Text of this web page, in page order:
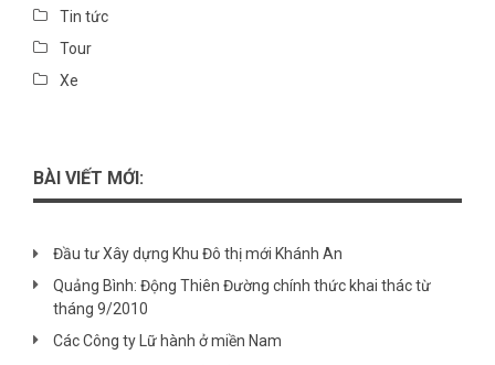
Tin tức
Tour
Xe
BÀI VIẾT MỚI:
Đầu tư Xây dựng Khu Đô thị mới Khánh An
Quảng Bình: Động Thiên Đường chính thức khai thác từ
tháng 9/2010
Các Công ty Lữ hành ở miền Nam